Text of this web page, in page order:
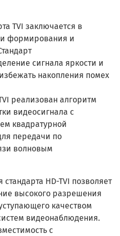
TVI заключается в
формирования и
сигнала яркости и
накопления помех
реализован алгоритм
видеосигнала с
квадратурной
передачи по
волновым
HD-TVI позволяет
высокого разрешения
качеством
видеонаблюдения.
с